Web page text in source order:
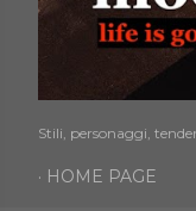
Stili, personaggi,
HOME PAGE